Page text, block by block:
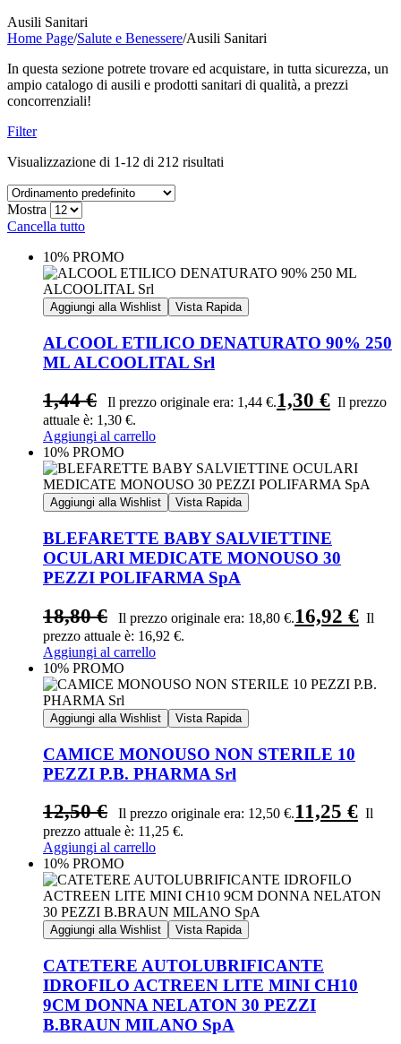
Ausili Sanitari
Home Page/Salute e Benessere/Ausili Sanitari
In questa sezione potrete trovare ed acquistare, in tutta sicurezza, un
ampio catalogo di ausili e prodotti sanitari di qualità, a prezzi
concorrenziali!
Filter
Visualizzazione di 1-12 di 212 risultati
Mostra
Cancella tutto
10% PROMO
Aggiungi alla Wishlist Vista Rapida
ALCOOL ETILICO DENATURATO 90% 250
ML ALCOOLITAL Srl
1,44€ Il prezzo originale era: 1,44 €.1,30 € Il prezzo
attuale è: 1,30 €.
Aggiungi al carrello
10% PROMO
Aggiungi alla Wishlist Vista Rapida
BLEFARETTE BABY SALVIETTINE
OCULARI MEDICATE MONOUSO 30
PEZZI POLIFARMA SpA
18,80€ Il prezzo originale era: 18,80 €.16,92 € Il
prezzo attuale è: 16,92 €.
Aggiungi al carrello
10% PROMO
Aggiungi alla Wishlist Vista Rapida
CAMICE MONOUSO NON STERILE 10
PEZZI P.B. PHARMA Srl
12,50€ Il prezzo originale era: 12,50 €.11,25 € Il
prezzo attuale è: 11,25 €.
Aggiungi al carrello
10% PROMO
Aggiungi alla Wishlist Vista Rapida
CATETERE AUTOLUBRIFICANTE
IDROFILO ACTREEN LITE MINI CH10
9CM DONNA NELATON 30 PEZZI
B.BRAUN MILANO SpA